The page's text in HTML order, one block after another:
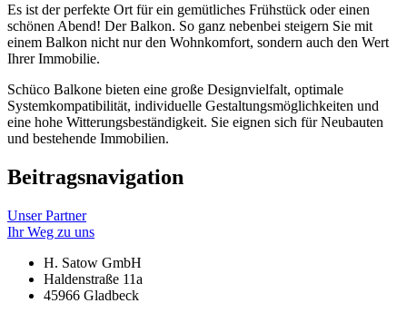
Es ist der perfekte Ort für ein gemütliches Frühstück oder einen
schönen Abend! Der Balkon. So ganz nebenbei steigern Sie mit
einem Balkon nicht nur den Wohnkomfort, sondern auch den Wert
Ihrer Immobilie.
Schüco Balkone bieten eine große Designvielfalt, optimale
Systemkompatibilität, individuelle Gestaltungsmöglichkeiten und
eine hohe Witterungsbeständigkeit. Sie eignen sich für Neubauten
und bestehende Immobilien.
Beitragsnavigation
Unser Partner
Ihr Weg zu uns
H. Satow GmbH
Haldenstraße 11a
45966 Gladbeck